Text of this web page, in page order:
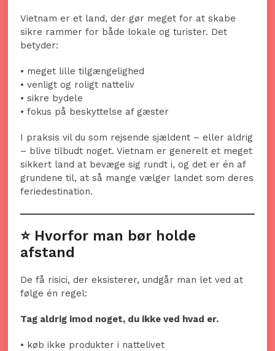
Vietnam er et land, der gør meget for at skabe
sikre rammer for både lokale og turister. Det
betyder:
• meget lille tilgængelighed
• venligt og roligt natteliv
• sikre bydele
• fokus på beskyttelse af gæster
I praksis vil du som rejsende sjældent – eller aldrig
– blive tilbudt noget. Vietnam er generelt et meget
sikkert land at bevæge sig rundt i, og det er én af
grundene til, at så mange vælger landet som deres
ferie­destination.
⭐ Hvorfor man bør holde
afstand
De få risici, der eksisterer, undgår man let ved at
følge én regel:
Tag aldrig imod noget, du ikke ved hvad er.
• køb ikke produkter i nattelivet